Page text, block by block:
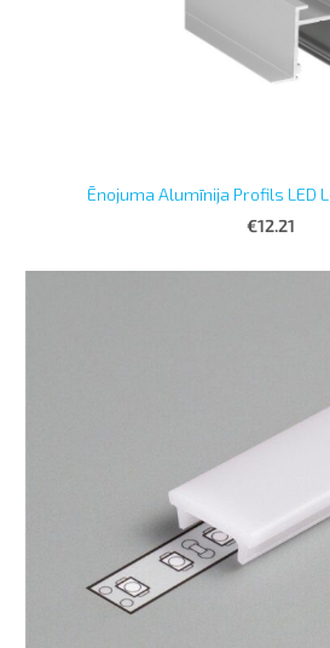
Ēnojuma Alumīnija Profils LED
€12.21